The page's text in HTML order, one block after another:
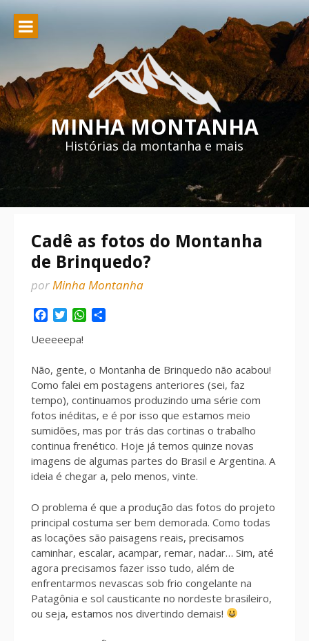
para
MINHA MONTANHA
Histórias da montanha e mais
Cadê as fotos do Montanha
de Brinquedo?
porMinha Montanha
Facebook
TwitterWhatsApp
Ueeeeepa!
Não, gente, o Montanha de Brinquedo não acabou!
Como falei em postagens anteriores (sei, faz
tempo), continuamos produzindo uma série com
fotos inéditas, e é por isso que estamos meio
sumidões, mas por trás das cortinas o trabalho
continua frenético. Hoje já temos quinze novas
imagens de algumas partes do Brasil e Argentina. A
ideia é chegar a, pelo menos, vinte.
O problema é que a produção das fotos do projeto
principal costuma ser bem demorada. Como todas
as locações são paisagens reais, precisamos
caminhar, escalar, acampar, remar, nadar… Sim, até
agora precisamos fazer isso tudo, além de
enfrentarmos nevascas sob frio congelante na
Patagônia e sol causticante no nordeste brasileiro,
ou seja, estamos nos divertindo demais!